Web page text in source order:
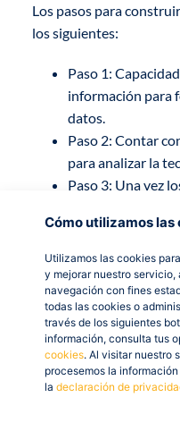
Cómo utilizamos las
Utilizamos las cookies
y mejorar nuestro servicio,
navegación con fines
todas las cookies o
través de los siguientes
información, consulta tus
cookies. Al visitar nuestro
procesemos la
la declaración de
Los pasos para
los siguientes:
Paso 1:
información para
datos.
Paso 2: Contar
para analizar la
Paso 3: Una vez
satisfacer al
Y ahora que sabemos
interrogante que se nos
ventajas que nos
Entre sus ventajas
Cambiar toda